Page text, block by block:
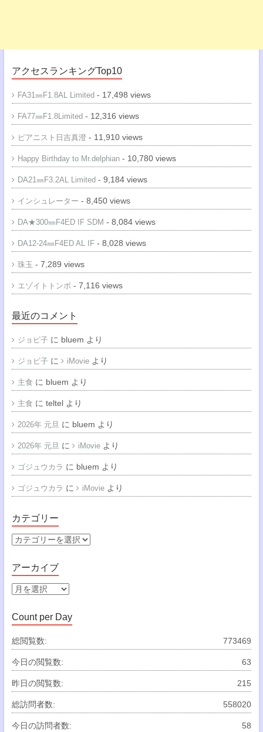
アクセスランキングTop10
FA31㎜F1.8AL Limited- 17,498 views
FA77㎜F1.8Limited- 12,316 views
ピアニスト日吉真澄 - 11,910 views
Happy Birthday to Mr.delphian- 10,780 views
DA21㎜F3.2AL Limited- 9,184 views
インシュレーター - 8,450 views
DA★300㎜F4ED IF SDM - 8,084 views
DA12-24㎜F4ED AL IF- 8,028 views
珠玉 - 7,289 views
エゾイトトンボ - 7,116 views
最近のコメント
ジョビ子 に bluem より
ジョビ子 に iMovieより
主食 に bluem より
主食 に teltelより
2026年 元旦 に bluem より
2026年 元旦 に iMovieより
ゴジュウカラ に bluem より
ゴジュウカラ に iMovieより
カテゴリー
カ
ゴ
リ
ー
アーカイブ
ア
カ
イ
ブ
Count per Day
773469
総閲覧数:
63
今日の閲覧数:
215
昨日の閲覧数:
558020
総訪問者数:
58
今日の訪問者数: